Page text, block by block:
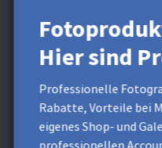
Hier sind
Professionelle
Rabatte, Vorteile bei
eigenes Shop- und
Jetzt
Erhalte exklusive